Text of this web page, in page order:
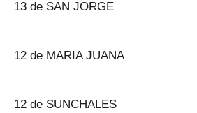
13 de SAN JORGE
12 de MARIA JUANA
12 de SUNCHALES